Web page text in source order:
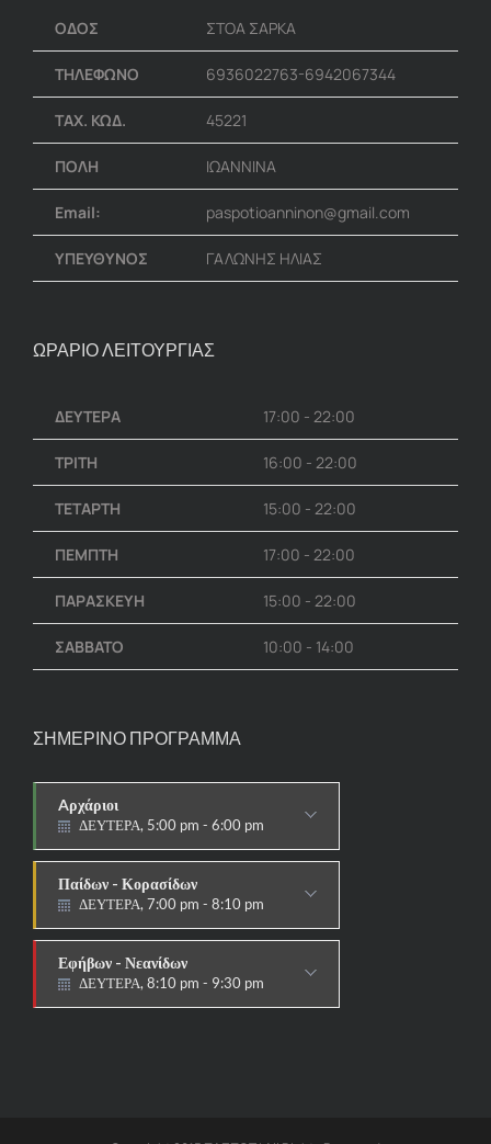
ΟΔΟΣ ΣΤΟΑ ΣΑΡΚΑ
ΤΗΛΕΦΩΝΟ 6936022763-6942067344
ΤΑΧ. ΚΩΔ. 45221
ΠΟΛΗ ΙΩΑΝΝΙΝΑ
Email: paspotioanninon@gmail.com
ΥΠΕΥΘΥΝΟΣ ΓΑΛΩΝΗΣ ΗΛΙΑΣ
ΩΡΑΡΙΟ ΛΕΙΤΟΥΡΓΙΑΣ
ΔΕΥΤΕΡΑ 17:00 - 22:00
ΤΡΙΤΗ 16:00 - 22:00
ΤΕΤΑΡΤΗ 15:00 - 22:00
ΠΕΜΠΤΗ 17:00 - 22:00
ΠΑΡΑΣΚΕΥΗ 15:00 - 22:00
ΣΑΒΒΑΤΟ 10:00 - 14:00
ΣΗΜΕΡΙΝΟ ΠΡΟΓΡΑΜΜΑ
Aρχάριοι
ΔΕΥΤΕΡΑ, 5:00 pm - 6:00 pm
Παίδων - Κορασίδων
ΔΕΥΤΕΡΑ, 7:00 pm - 8:10 pm
Εφήβων - Νεανίδων
ΔΕΥΤΕΡΑ, 8:10 pm - 9:30 pm